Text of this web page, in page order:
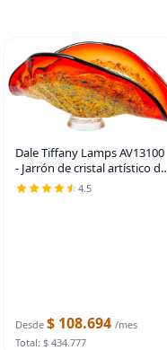
Dale Tiffany Lamps AV13100
- Jarrón de cristal artístico de
la colección Indiana en
acabado múltiple, 7.00
4.5
Desde $ 108.694 /mes
Total: $ 434.777